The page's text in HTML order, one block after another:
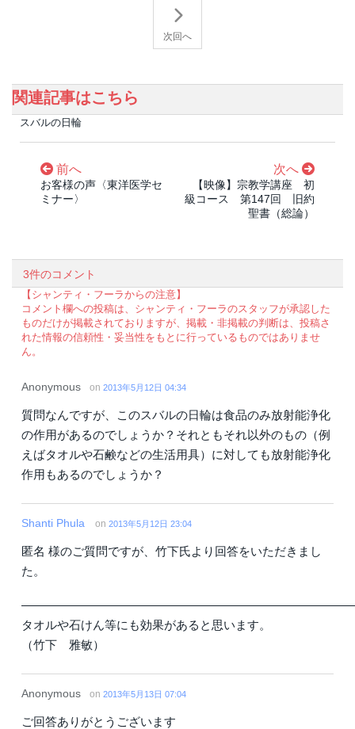
次回へ
関連記事はこちら
スバルの日輪
前へ
お客様の声〈東洋医学セ
ミナー〉
次へ
【映像】宗教学講座 初
級コース 第147回 旧約
聖書（総論）
3件のコメント
【シャンティ・フーラからの注意】
コメント欄への投稿は、シャンティ・フーラのスタッフが承認した
ものだけが掲載されておりますが、掲載・非掲載の判断は、投稿さ
れた情報の信頼性・妥当性をもとに行っているものではありませ
ん。
Anonymous on 2013年5月12日 04:34
質問なんですが、このスバルの日輪は食品のみ放射能浄化
の作用があるのでしょうか？それともそれ以外のもの（例
えばタオルや石鹸などの生活用具）に対しても放射能浄化
作用もあるのでしょうか？
Shanti Phula on 2013年5月12日 23:04
匿名 様のご質問ですが、竹下氏より回答をいただきまし
た。
タオルや石けん等にも効果があると思います。
（竹下 雅敏）
Anonymous on 2013年5月13日 07:04
ご回答ありがとうございます